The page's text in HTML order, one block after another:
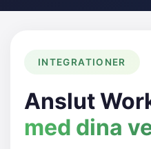
INTEGRATIONER
Anslut
med dina